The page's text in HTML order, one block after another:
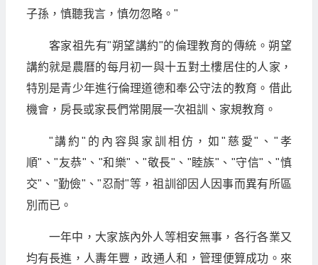
子孫，慎聽我言，慎勿忽略。"
客家祖先有"朔望講約"的倫理教育的傳統。朔望
講約就是農曆的每月初一與十五對土樓居住的人家，
特別是青少年進行倫理道德和奉公守法的教育。借此
機會，房長或家長們常開展一次祖訓、家規教育。
"講約"的內容與家訓相仿，如"慈愛"、"孝
順"、"友恭"、"和樂"、"敬長"、"睦族"、"守信"、"慎
交"、"勤儉"、"忍耐"等，祖訓卻因人因事而異有所區
別而已。
一年中，大家族內外人等相安無事，各行各業又
均有長進，人夀年豐，政通人和，管理便算成功。來